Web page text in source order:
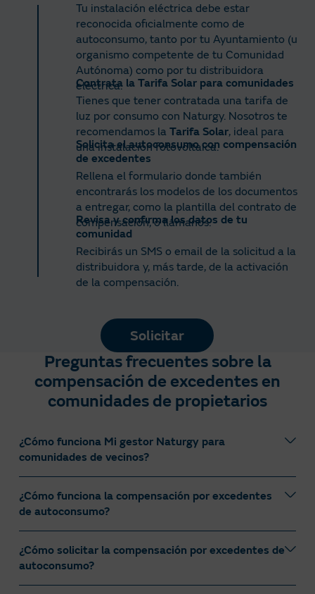
Tu instalación eléctrica debe estar
reconocida oficialmente como de
autoconsumo, tanto por tu Ayuntamiento (u
organismo competente de tu Comunidad
Autónoma) como por tu distribuidora
eléctrica.
Contrata la Tarifa Solar para comunidades
Tienes que tener contratada una tarifa de
luz por consumo con Naturgy. Nosotros te
recomendamos la Tarifa Solar, ideal para
una instalación fotovoltaica.
Solicita el autoconsumo con compensación
de excedentes
Rellena el formulario donde también
encontrarás los modelos de los documentos
a entregar, como la plantilla del contrato de
compensación, o llámanos.
Revisa y confirma los datos de tu
comunidad
Recibirás un SMS o email de la solicitud a la
distribuidora y, más tarde, de la activación
de la compensación.
Solicitar
Preguntas frecuentes sobre la
compensación de excedentes en
comunidades de propietarios
¿Cómo funciona Mi gestor Naturgy para
comunidades de vecinos?
Es un gestor personal experto en energía que ayudará
por ser cliente de Naturgy en la gestión y optimización
de tus suministros. Dirigido a Comunidades de
Propietarios con al menos un contrato eléctrico con
tarifa 3.0 TD o 6.X TD (Potencia eléctrica superior a
¿Cómo funciona la compensación por excedentes
de autoconsumo?
En Naturgy pagamos0,06 €/kWh sin impuestospor
cada kWh que tu comunidad vierta a la red eléctrica
(0,0726 €/kWh con IVA del 21%). El importe total
¿Cómo solicitar la compensación por excedentes de
autoconsumo?